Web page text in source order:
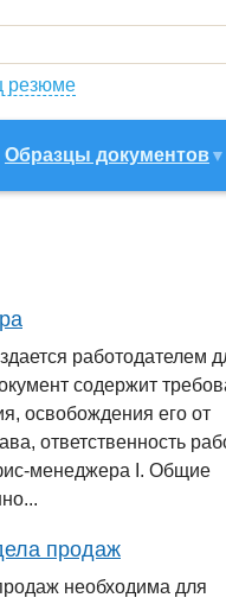
резюме
Образцы документов
работодателем
содержит
освобождения его от
ответственность
менеджера І. Общие
продаж
необходима для